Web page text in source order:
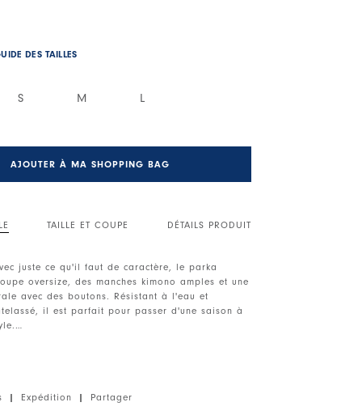
DES TAILLES
S M L
AJOUTER À MA SHOPPING BAG
TAILLE ET COUPE DÉTAILS PRODUIT
juste ce qu'il faut de caractère, le parka
oversize, des manches kimono amples et une
avec des boutons. Résistant à l'eau et
il est parfait pour passer d'une saison à
avant cachée. Poches latérales fendues.
| Expédition | Partager